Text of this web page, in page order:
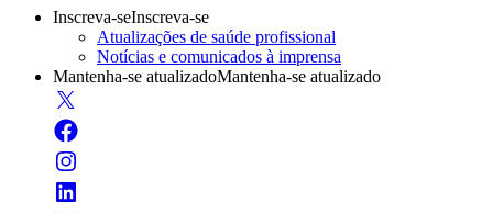
Inscreva-seInscreva-se
Atualizações de saúde profissional
Notícias e comunicados à imprensa
Mantenha-se atualizadoMantenha-se atualizado